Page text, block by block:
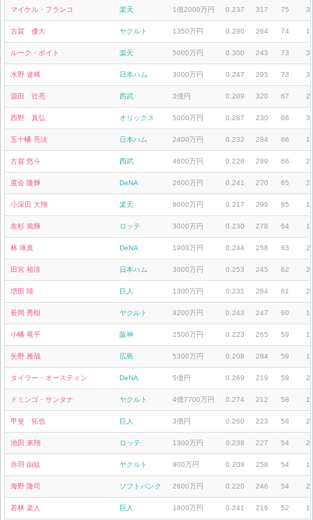
マイケル・フランコ 楽天 1億2000万円 0.237 317 75
古賀 優大 ヤクルト 1350万円 0.280 264 74
ルーク・ボイト 楽天 5000万円 0.300 243 73
水野 達稀 日本ハム 3000万円 0.247 295 73
源田 壮亮 西武 3億円 0.209 320 67
西野 真弘 オリックス 5000万円 0.287 230 66
五十幡 亮汰 日本ハム 2400万円 0.232 284 66
古賀 悠斗 西武 4600万円 0.228 289 66
度会 隆輝 DeNA 2600万円 0.241 270 65
小深田 大翔 楽天 9000万円 0.217 299 65
友杉 篤輝 ロッテ 3000万円 0.230 278 64
林 琢真 DeNA 1900万円 0.244 258 63
田宮 裕涼 日本ハム 3000万円 0.253 245 62
増田 陸 巨人 1300万円 0.231 264 61
長岡 秀樹 ヤクルト 9200万円 0.243 247 60
小幡 竜平 阪神 2500万円 0.223 265 59
矢野 雅哉 広島 5300万円 0.208 284 59
タイラー・オースティン DeNA 5億円 0.269 219 59
ドミンゴ・サンタナ ヤクルト 4億7700万円 0.274 212 58
甲斐 拓也 巨人 3億円 0.260 223 58
池田 来翔 ロッテ 1300万円 0.238 227 54
赤羽 由紘 ヤクルト 900万円 0.209 258 54
海野 隆司 ソフトバンク 2600万円 0.220 246 54
若林 楽人 巨人 1800万円 0.241 216 52